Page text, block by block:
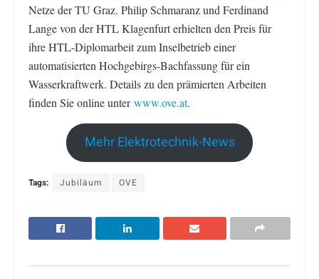
Netze der TU Graz. Philip Schmaranz und Ferdinand
Lange von der HTL Klagenfurt erhielten den Preis für
ihre HTL-Diplomarbeit zum Inselbetrieb einer
automatisierten Hochgebirgs-Bachfassung für ein
Wasserkraftwerk. Details zu den prämierten Arbeiten
finden Sie online unterwww.ove.at.
Mehr Elektrotechnik-News
Tags: Jubiläum OVE